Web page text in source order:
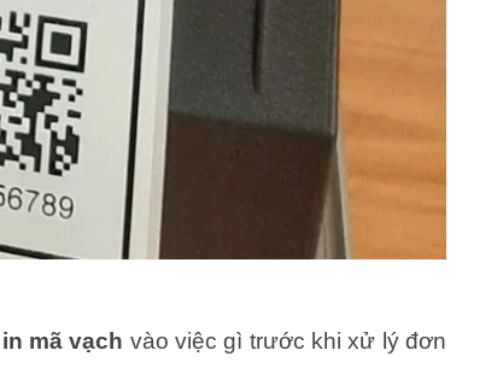
mã vạch vào việc gì trước khi xử lý đơn